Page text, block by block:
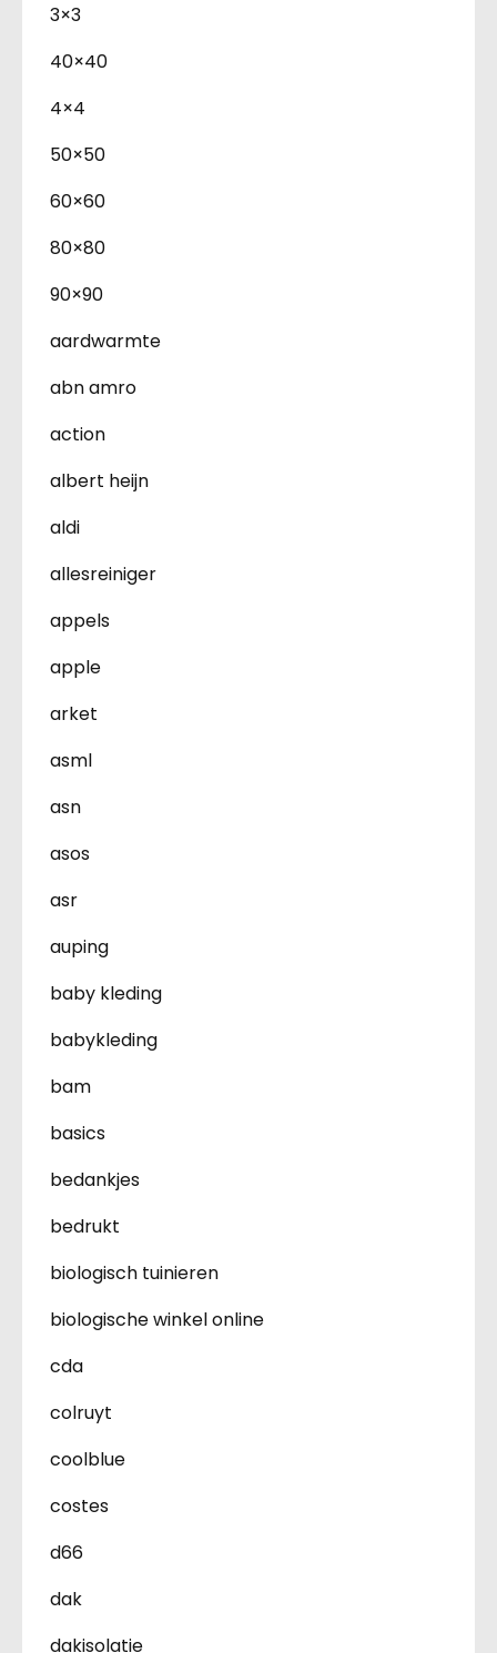
3×3
40×40
4×4
50×50
60×60
80×80
90×90
aardwarmte
abn amro
action
albert heijn
aldi
allesreiniger
appels
apple
arket
asml
asn
asos
asr
auping
baby kleding
babykleding
bam
basics
bedankjes
bedrukt
biologisch tuinieren
biologische winkel online
cda
colruyt
coolblue
costes
d66
dak
dakisolatie